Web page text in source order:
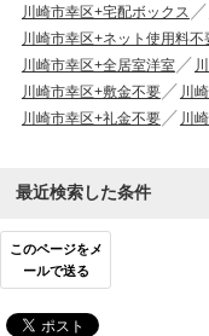
川崎市幸区+宅配ボックス
川崎市幸区+ネット使用料不
川崎市幸区+全居室洋室
川崎市幸区+敷金不要
川
川崎市幸区+礼金不要
川
最近検索した条件
このページをメ
ールで送る